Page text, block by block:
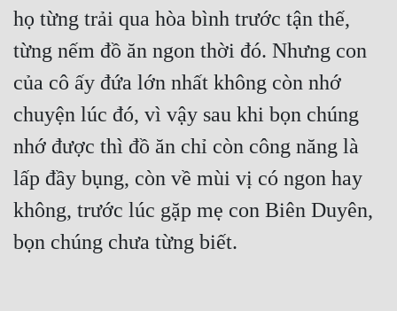
họ từng trải qua hòa bình trước tận thế,
từng nếm đồ ăn ngon thời đó. Nhưng con
của cô ấy đứa lớn nhất không còn nhớ
chuyện lúc đó, vì vậy sau khi bọn chúng
nhớ được thì đồ ăn chỉ còn công năng là
lấp đầy bụng, còn về mùi vị có ngon hay
không, trước lúc gặp mẹ con Biên Duyên,